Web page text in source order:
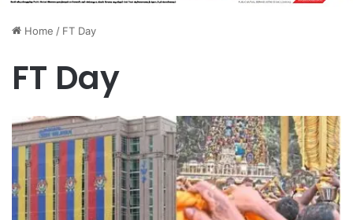
Home / FT Day
FT Day